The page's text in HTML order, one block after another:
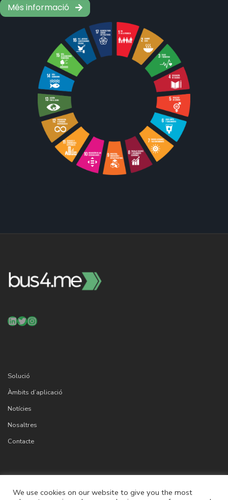
Més informació
Solució
Àmbits d’aplicació
Notícies
Nosaltres
Contacte
We use cookies on our website to give you the most